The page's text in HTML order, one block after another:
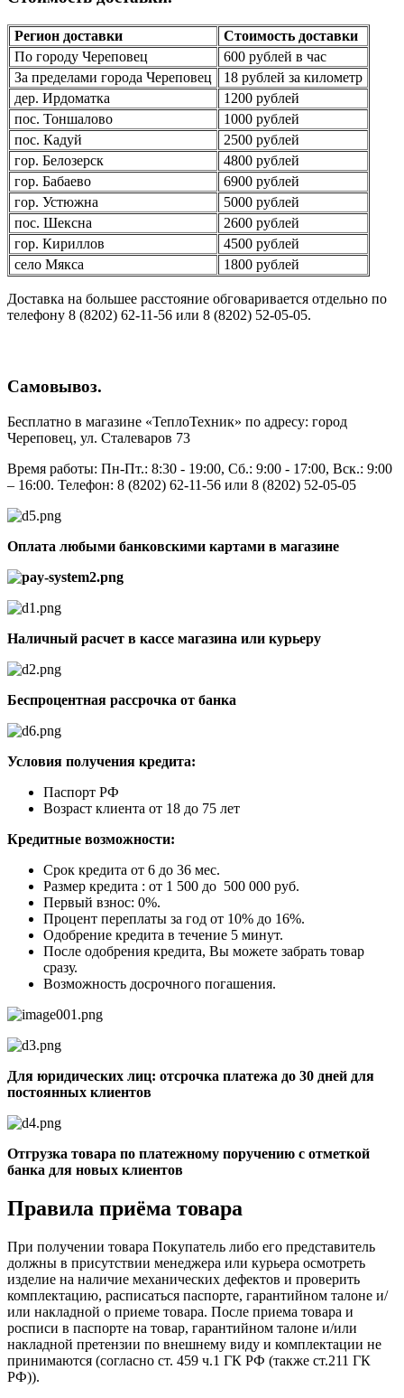
Регион доставки
Стоимость доставки
По городу Череповец
600 рублей в час
За пределами города Череповец
18 рублей за километр
дер. Ирдоматка
1200 рублей
пос. Тоншалово
1000 рублей
пос. Кадуй
2500 рублей
гор. Белозерск
4800 рублей
гор. Бабаево
6900 рублей
гор. Устюжна
5000 рублей
пос. Шексна
2600 рублей
гор. Кириллов
4500 рублей
село Мякса
1800 рублей
Доставка на большее расстояние обговаривается отдельно по
телефону 8 (8202) 62-11-56 или 8 (8202) 52-05-05.
Самовывоз.
Бесплатно в магазине «ТеплоТехник» по адресу: город
Череповец, ул. Сталеваров 73
Время работы: Пн-Пт.: 8:30 - 19:00, Сб.: 9:00 - 17:00, Вск.: 9:00
– 16:00. Телефон: 8 (8202) 62-11-56 или 8 (8202) 52-05-05
Оплата любыми банковскими картами в магазине
Наличный расчет в кассе магазина или курьеру
Беспроцентная рассрочка от банка
Условия получения кредита:
Паспорт РФ
Возраст клиента от 18 до 75 лет
Кредитные возможности:
Срок кредита от 6 до 36 мес.
Размер кредита : от 1 500 до 500 000 руб.
Первый взнос: 0%.
Процент переплаты за год от 10% до 16%.
Одобрение кредита в течение 5 минут.
После одобрения кредита, Вы можете забрать товар
сразу.
Возможность досрочного погашения.
Для юридических лиц: отсрочка платежа до 30 дней для
постоянных клиентов
Отгрузка товара по платежному поручению с отметкой
банка для новых клиентов
Правила приёма товара
При получении товара Покупатель либо его представитель
должны в присутствии менеджера или курьера осмотреть
изделие на наличие механических дефектов и проверить
комплектацию, расписаться паспорте, гарантийном талоне и/
или накладной о приеме товара. После приема товара и
росписи в паспорте на товар, гарантийном талоне и/или
накладной претензии по внешнему виду и комплектации не
принимаются (согласно ст. 459 ч.1 ГК РФ (также ст.211 ГК
РФ)).